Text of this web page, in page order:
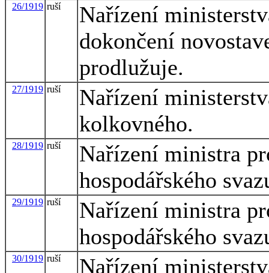
26/1919 ruší
Nařízení
dokončení
prodlužuje.
27/1919 ruší
Nařízení
kolkovného.
28/1919 ruší
Nařízení ministra
hospodářského
29/1919 ruší
Nařízení ministra
hospodářského
30/1919 ruší Nařízení